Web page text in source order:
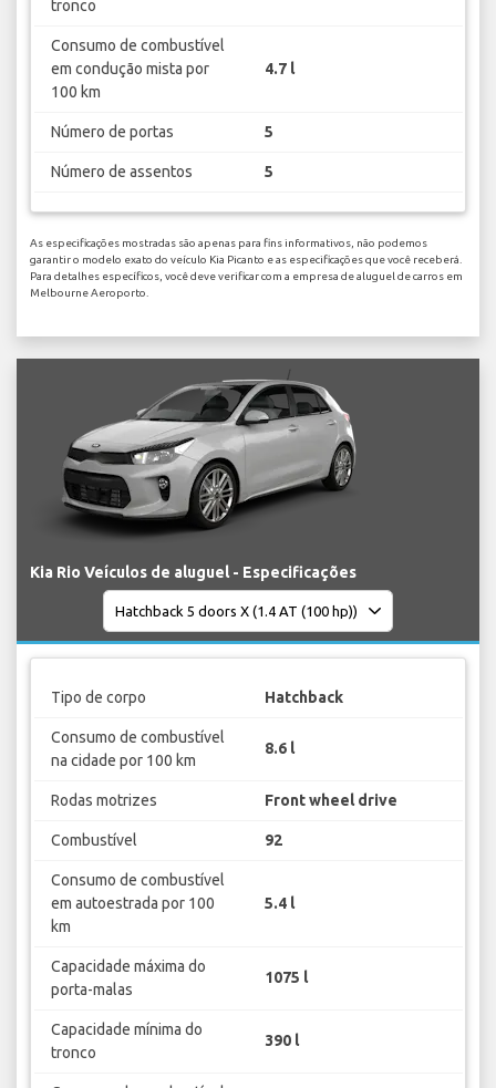
tronco
Consumo de combustível
em condução mista por
100 km
4.7 l
Número de portas 5
Número de assentos 5
As especificações mostradas são apenas para fins informativos, não podemos
garantir o modelo exato do veículo Kia Picanto e as especificações que você receberá.
Para detalhes específicos, você deve verificar com a empresa de aluguel de carros em
Melbourne Aeroporto.
Kia Rio Veículos de aluguel - Especificações
Tipo de corpo Hatchback
Consumo de combustível
na cidade por 100 km
8.6 l
Rodas motrizes Front wheel drive
Combustível 92
Consumo de combustível
em autoestrada por 100
km
5.4 l
Capacidade máxima do
porta-malas
1075 l
Capacidade mínima do
tronco
390 l